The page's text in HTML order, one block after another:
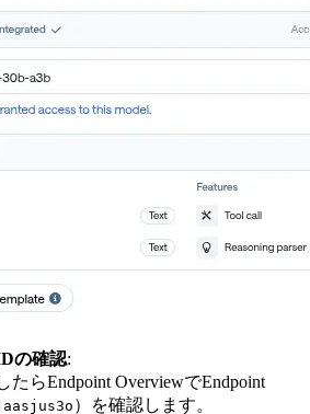
の確認:
たらEndpoint OverviewでEndpoint
）を確認します。